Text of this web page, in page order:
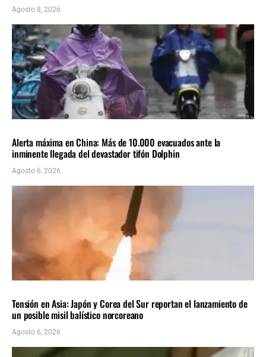
Agosto 8, 2026
Alerta máxima en China: Más de 10.000 evacuados ante la
inminente llegada del devastador tifón Dolphin
Agosto 6, 2026
Tensión en Asia: Japón y Corea del Sur reportan el lanzamiento de
un posible misil balístico norcoreano
Agosto 6, 2026